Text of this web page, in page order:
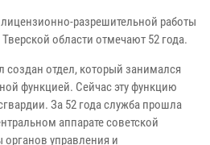
разрешительной работы
области отмечают 52 года.
отдел, который занимался
функцией. Сейчас эту функцию
За 52 года служба прошла
аппарате советской
управления и